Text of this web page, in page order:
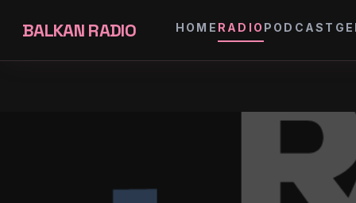
BALKAN RADIO HOME RADIO PODCAST